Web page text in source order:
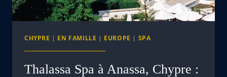
CHYPRE | EN FAMILLE | EUROPE | SPA
Thalassa Spa à Anassa, Chypre :